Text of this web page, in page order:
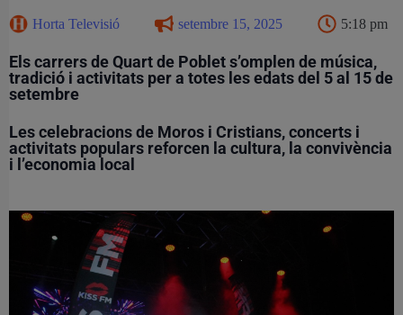
Horta Televisió setembre 15, 2025 5:18 pm
Els carrers de Quart de Poblet s’omplen de música,
tradició i activitats per a totes les edats del 5 al 15 de
setembre
Les celebracions de Moros i Cristians, concerts i
activitats populars reforcen la cultura, la convivència
i l’economia local